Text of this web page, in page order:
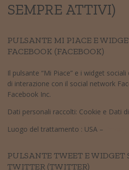
SEMPRE ATTIVI)
PULSANTE MI PIACE E
FACEBOOK (FACEBOOK)
Il pulsante “Mi Piace” e i widget
di interazione con il social network
Facebook Inc.
Dati personali raccolti: Cookie e Dati
Luogo del trattamento : USA –
PULSANTE TWEET E WIDGET
TWITTER (TWITTER)